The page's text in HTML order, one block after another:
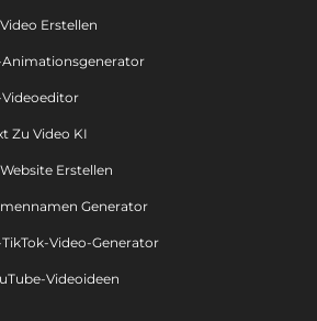
Erstellen
Animationsgenerator
Videoeditor
Zu Video KI
Erstellen
Generator
Video-Generator
Videoideen